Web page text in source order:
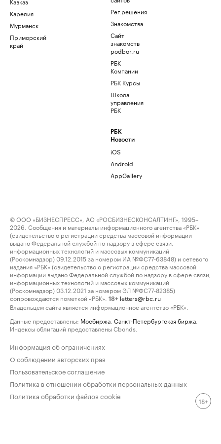
Карелия
Мурманск
Приморский
край
Рег.решения
Знакомства
Сайт
знакомств
podbor.ru
РБК
Компании
РБК Курсы
Школа
управления
РБК
РБК
Новости
iOS
Android
AppGallery
© ООО «БИЗНЕСПРЕСС», АО «РОСБИЗНЕСКОНСАЛТИНГ», 1995–
2026. Сообщения и материалы информационного агентства «РБК»
(свидетельство о регистрации средства массовой информации
выдано Федеральной службой по надзору в сфере связи,
информационных технологий и массовых коммуникаций
(Роскомнадзор) 09.12.2015 за номером ИА №ФС77-63848) и сетевого
издания «РБК» (свидетельство о регистрации средства массовой
информации выдано Федеральной службой по надзору в сфере связи,
информационных технологий и массовых коммуникаций
(Роскомнадзор) 03.12.2021 за номером ЭЛ №ФС77-82385)
сопровождаются пометкой «РБК».
18+ letters@rbc.ru
Владельцем сайта является информационное агентство «РБК».
Данные предоставлены: Мосбиржа Санкт-Петербургская биржа
Индексы облигаций предоставлены Cbonds.
Информация об ограничениях
О соблюдении авторских прав
Пользовательское соглашение
Политика в отношении обработки персональных данных
Политика обработки файлов cookie
18+